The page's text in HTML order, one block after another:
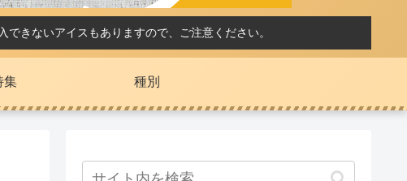
きないアイスもありますので、ご注意ください。
集 種別